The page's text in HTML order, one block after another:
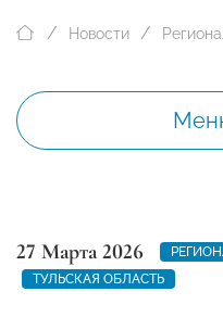
Новости
27 Марта 2026
ТУЛЬСКАЯ ОБЛАСТЬ